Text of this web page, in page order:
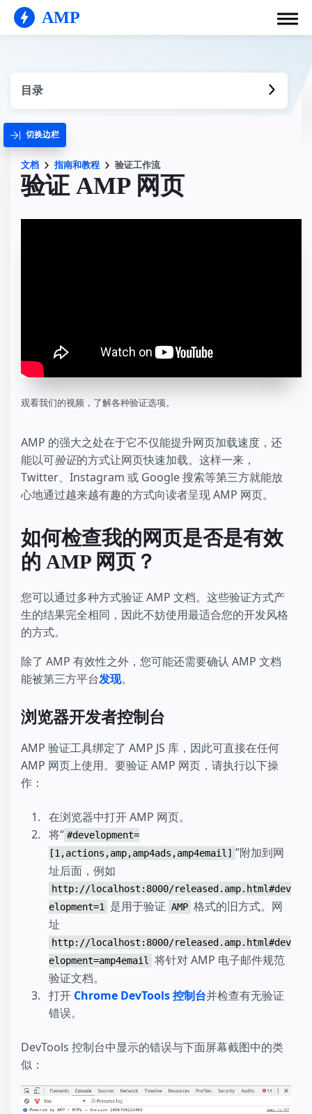
AMP
目录
切换边栏
文档 指南和教程 验证工作流
验证 AMP 网页
观看我们的视频，了解各种验证选项。
AMP 的强大之处在于它不仅能提升网页加载速度，还
能以可验证的方式让网页快速加载。这样一来，
Twitter、Instagram 或 Google 搜索等第三方就能放
心地通过越来越有趣的方式向读者呈现 AMP 网页。
如何检查我的网页是否是有效
的 AMP 网页？
您可以通过多种方式验证 AMP 文档。这些验证方式产
生的结果完全相同，因此不妨使用最适合您的开发风格
的方式。
除了 AMP 有效性之外，您可能还需要确认 AMP 文档
能被第三方平台发现。
浏览器开发者控制台
AMP 验证工具绑定了 AMP JS 库，因此可直接在任何
AMP 网页上使用。要验证 AMP 网页，请执行以下操
作：
在浏览器中打开 AMP 网页。
将“ #development=
[1,actions,amp,amp4ads,amp4email] ”附加到网
址后面，例如
http://localhost:8000/released.amp.html#dev
elopment=1
是用于验证 AMP 格式的旧方式。网
址
http://localhost:8000/released.amp.html#dev
elopment=amp4email
将针对 AMP 电子邮件规范
验证文档。
打开 Chrome DevTools 控制台并检查有无验证
错误。
DevTools 控制台中显示的错误与下面屏幕截图中的类
似：